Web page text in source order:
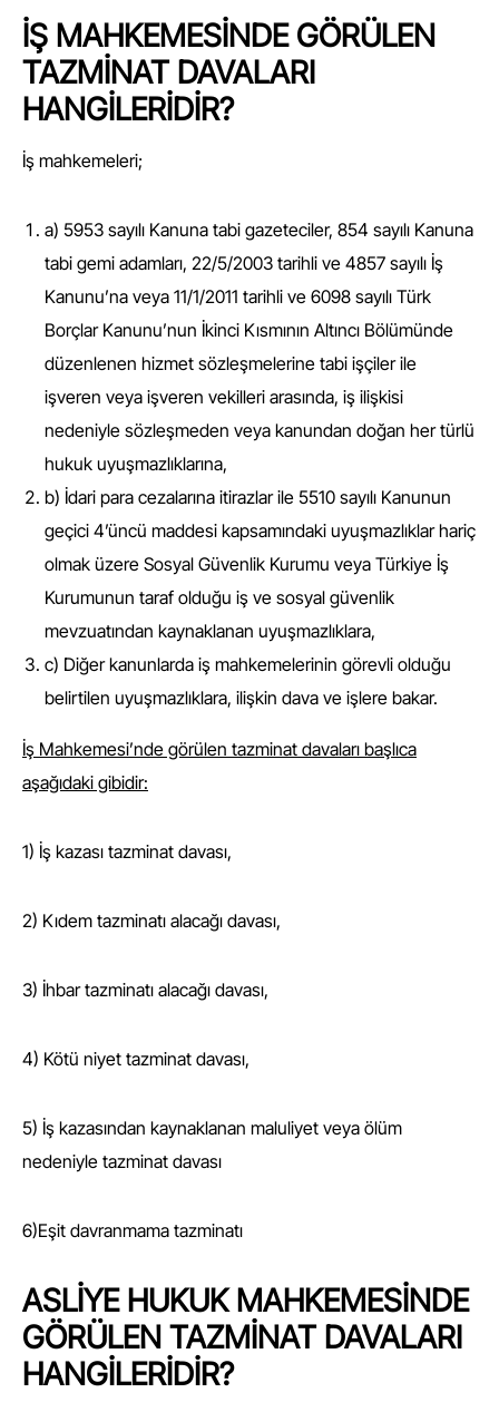
İŞ MAHKEMESİNDE GÖRÜLEN
TAZMİNAT DAVALARI
HANGİLERİDİR?
İş mahkemeleri;
a) 5953 sayılı Kanuna tabi gazeteciler, 854 sayılı Kanuna
tabi gemi adamları, 22/5/2003 tarihli ve 4857 sayılı İş
Kanunu’na veya 11/1/2011 tarihli ve 6098 sayılı Türk
Borçlar Kanunu’nun İkinci Kısmının Altıncı Bölümünde
düzenlenen hizmet sözleşmelerine tabi işçiler ile
işveren veya işveren vekilleri arasında, iş ilişkisi
nedeniyle sözleşmeden veya kanundan doğan her türlü
hukuk uyuşmazlıklarına,
b) İdari para cezalarına itirazlar ile 5510 sayılı Kanunun
geçici 4’üncü maddesi kapsamındaki uyuşmazlıklar hariç
olmak üzere Sosyal Güvenlik Kurumu veya Türkiye İş
Kurumunun taraf olduğu iş ve sosyal güvenlik
mevzuatından kaynaklanan uyuşmazlıklara,
c) Diğer kanunlarda iş mahkemelerinin görevli olduğu
belirtilen uyuşmazlıklara, ilişkin dava ve işlere bakar.
İş Mahkemesi’nde görülen tazminat davaları başlıca
aşağıdaki gibidir:
1) İş kazası tazminat davası,
2) Kıdem tazminatı alacağı davası,
3) İhbar tazminatı alacağı davası,
4) Kötü niyet tazminat davası,
5) İş kazasından kaynaklanan maluliyet veya ölüm
nedeniyle tazminat davası
6)Eşit davranmama tazminatı
ASLİYE HUKUK MAHKEMESİNDE
GÖRÜLEN TAZMİNAT DAVALARI
HANGİLERİDİR?